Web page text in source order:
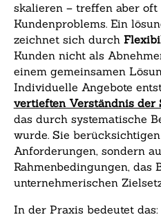
skalieren – treffen aber oft
Kundenproblems. Ein
zeichnet sich durch
Kunden nicht als
einem gemeinsamen
Individuelle Angebote
vertieften Verständnis der
das durch systematische
wurde. Sie
Anforderungen, sondern
Rahmenbedingungen, das
unternehmerischen
In der Praxis bedeutet das: